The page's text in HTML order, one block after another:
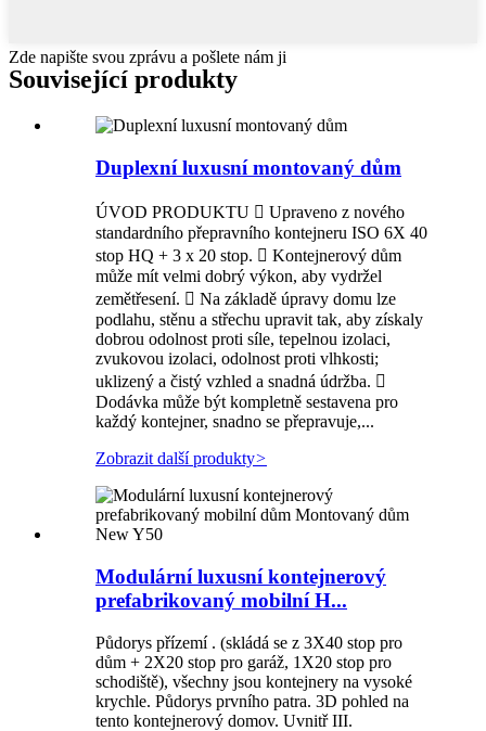
Zde napište svou zprávu a pošlete nám ji
Související produkty
Duplexní luxusní montovaný dům
ÚVOD PRODUKTU  Upraveno z nového
standardního přepravního kontejneru ISO 6X 40
stop HQ + 3 x 20 stop.  Kontejnerový dům
může mít velmi dobrý výkon, aby vydržel
zemětřesení.  Na základě úpravy domu lze
podlahu, stěnu a střechu upravit tak, aby získaly
dobrou odolnost proti síle, tepelnou izolaci,
zvukovou izolaci, odolnost proti vlhkosti;
uklizený a čistý vzhled a snadná údržba. 
Dodávka může být kompletně sestavena pro
každý kontejner, snadno se přepravuje,...
Zobrazit další produkty>
Modulární luxusní kontejnerový
prefabrikovaný mobilní H...
Půdorys přízemí . (skládá se z 3X40 stop pro
dům + 2X20 stop pro garáž, 1X20 stop pro
schodiště), všechny jsou kontejnery na vysoké
krychle. Půdorys prvního patra. 3D pohled na
tento kontejnerový domov. Uvnitř III.